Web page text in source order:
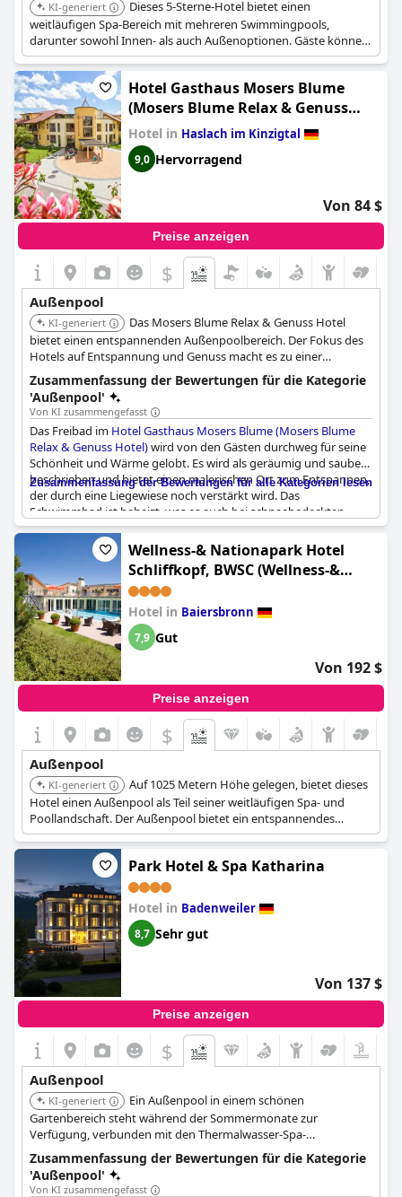
KI-generiert
Dieses 5-Sterne-Hotel bietet einen
weitläufigen Spa-Bereich mit mehreren Swimmingpools,
darunter sowohl Innen- als auch Außenoptionen. Gäste können
eine Vielzahl von Poolerlebnissen inmitten der wunderschönen
Schwarzwaldlandschaft genießen.
Hotel Gasthaus Mosers Blume
(Mosers Blume Relax & Genuss
Hotel)
Hotel in Haslach im Kinzigtal
9,0 Hervorragend
Von 84 $
Preise anzeigen
$
Außenpool
KI-generiert
Das Mosers Blume Relax & Genuss Hotel
bietet einen entspannenden Außenpoolbereich. Der Fokus des
Hotels auf Entspannung und Genuss macht es zu einer
großartigen Wahl.
Zusammenfassung der Bewertungen für die Kategorie
'Außenpool'
Von KI zusammengefasst
Das Freibad im Hotel Gasthaus Mosers Blume (Mosers Blume
Relax & Genuss Hotel)wird von den Gästen durchweg für seine
Schönheit und Wärme gelobt. Es wird als geräumig und sauber
beschrieben und bietet einen malerischen Ort zum Entspannen,
der durch eine Liegewiese noch verstärkt wird. Das
Schwimmbad ist beheizt, was es auch bei schneebedeckten
Bedingungen zu einem angenehmen Erlebnis macht, und es ist
die ganze Saison über geöffnet. Die Gäste schätzen die sichere
Tiefgarage und genießen das Frühstück im Freien am Pool, was
die insgesamt angenehme Atmosphäre des Außenbereichs
noch verstärkt.
Zusammenfassung der Bewertungen für alle Kategorien lesen
Wellness-& Nationapark Hotel
Schliffkopf, BWSC (Wellness-&
Nationalpark Hotel Schliffkopf,
BWSC)
Hotel in Baiersbronn
7,9 Gut
Von 192 $
Preise anzeigen
$
Außenpool
KI-generiert
Auf 1025 Metern Höhe gelegen, bietet dieses
Hotel einen Außenpool als Teil seiner weitläufigen Spa- und
Poollandschaft. Der Außenpool bietet ein entspannendes
Erlebnis mit Panoramablick auf den umliegenden Nationalpark
Schwarzwald.
Park Hotel & Spa Katharina
Hotel in Badenweiler
8,7 Sehr gut
Von 137 $
Preise anzeigen
$
Außenpool
KI-generiert
Ein Außenpool in einem schönen
Gartenbereich steht während der Sommermonate zur
Verfügung, verbunden mit den Thermalwasser-Spa-
Einrichtungen des Hotels.
Zusammenfassung der Bewertungen für die Kategorie
'Außenpool'
Von KI zusammengefasst